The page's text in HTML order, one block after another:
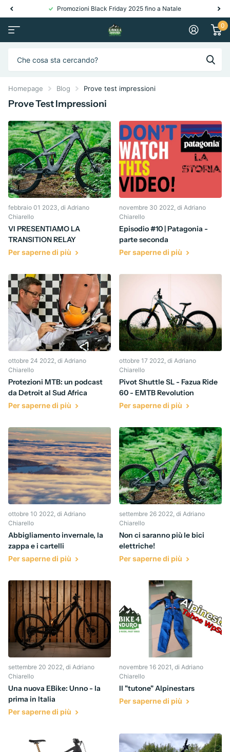
Promozioni Black Friday 2025 fino a Natale
0
Homepage Blog Prove test impressioni
Prove Test Impressioni
febbraio 01 2023, di Adriano
Chiarello
VI PRESENTIAMO LA
TRANSITION RELAY
Per saperne di più
novembre 30 2022, di Adriano
Chiarello
Episodio #10 | Patagonia -
parte seconda
Per saperne di più
ottobre 24 2022, di Adriano
Chiarello
Protezioni MTB: un podcast
da Detroit al Sud Africa
Per saperne di più
ottobre 17 2022, di Adriano
Chiarello
Pivot Shuttle SL - Fazua Ride
60 - EMTB Revolution
Per saperne di più
ottobre 10 2022, di Adriano
Chiarello
Abbigliamento invernale, la
zappa e i cartelli
Per saperne di più
settembre 26 2022, di Adriano
Chiarello
Non ci saranno più le bici
elettriche!
Per saperne di più
settembre 20 2022, di Adriano
Chiarello
Una nuova EBike: Unno - la
prima in Italia
Per saperne di più
novembre 16 2021, di Adriano
Chiarello
Il "tutone" Alpinestars
Per saperne di più